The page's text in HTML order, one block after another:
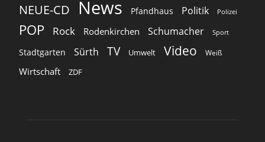
NEUE-CD
News Pfandhaus Politik Polizei
POP Rock Rodenkirchen Schumacher Sport
Stadtgarten Sürth TV Umwelt Video Weiß
Wirtschaft ZDF